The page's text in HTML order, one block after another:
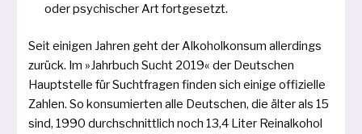
oder psy­chi­scher Art fortgesetzt.
Seit eini­gen Jahren geht der Alkoholkonsum aller­dings
zurück. Im »Jahrbuch Sucht 2019« der Deutschen
Hauptstelle für Suchtfragen fin­den sich eini­ge offi­zi­el­le
Zahlen. So kon­su­mier­ten alle Deutschen, die älter als 15
sind, 1990 durch­schnitt­lich noch 13,4 Liter Reinalkohol